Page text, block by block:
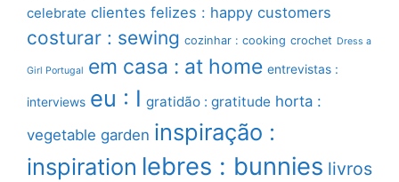
celebrate clientes felizes : happy customers
costurar : sewing cozinhar : cooking crochet Dress a
Girl Portugal em casa : at home entrevistas :
interviews eu : I gratidão : gratitude horta :
vegetable garden inspiração :
inspiration lebres : bunnies livros